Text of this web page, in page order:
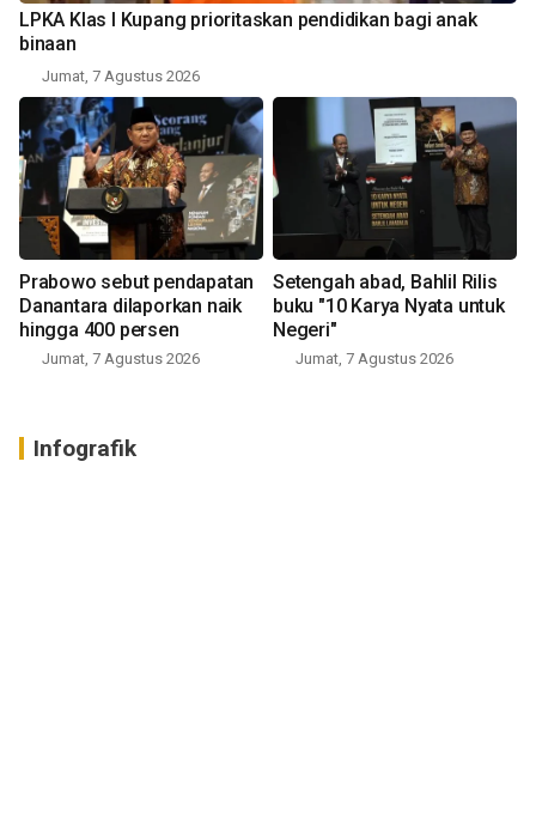
LPKA Klas I Kupang prioritaskan pendidikan bagi anak
binaan
Jumat, 7 Agustus 2026
Prabowo sebut pendapatan
Danantara dilaporkan naik
hingga 400 persen
Jumat, 7 Agustus 2026
Setengah abad, Bahlil Rilis
buku "10 Karya Nyata untuk
Negeri"
Jumat, 7 Agustus 2026
Infografik